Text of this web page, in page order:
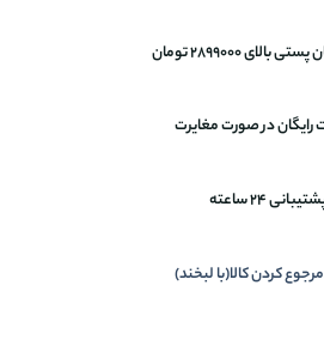
بالای 2899000 تومان
رایگان در صورت مغایرت
24 ساعته
کردن کالا(با لبخند)